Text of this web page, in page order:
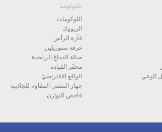
الوعي
تكنولوجيا
اللوكومات
الريووك
فأرة الرأس
غرفة سنوزيلين
صالة الدماغ الرياضية
محفّز القيادة
الواقع الافتراضيّ
جهاز المشي المقاوم للجاذبية
فاحص التوازن